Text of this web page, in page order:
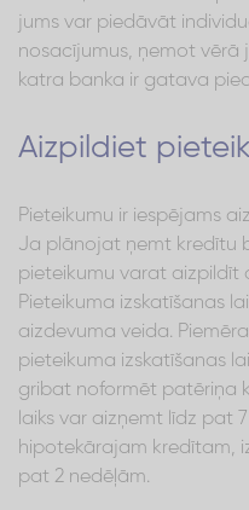
jums var piedāvāt
nosacījumus, ņemot vērā
katra banka ir gatava
Aizpildiet
Pieteikumu ir iespējams
Ja plānojat ņemt kredītu
pieteikumu varat aizpildīt
Pieteikuma izskatīšanas
aizdevuma veida.
pieteikuma izskatīšanas
gribat noformēt patēriņa
laiks var aizņemt līdz pat
hipotekārajam kredītam,
pat 2 nedēļām.